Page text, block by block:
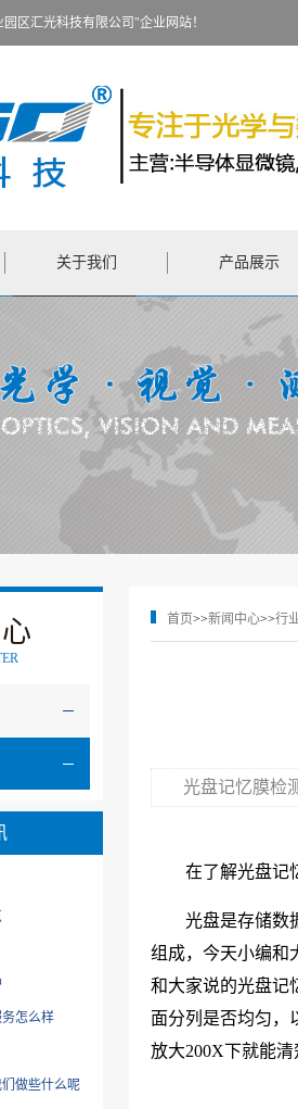
区汇光科技有限公司"企业网站！
关于我们 产品展示
怎么样
做些什么呢
首页>>新闻中心>>行
光盘记忆膜检
在了解光盘记
光盘是存储数
组成，今天小编和
和大家说的光盘记
面分列是否均匀，
放大200X下就能